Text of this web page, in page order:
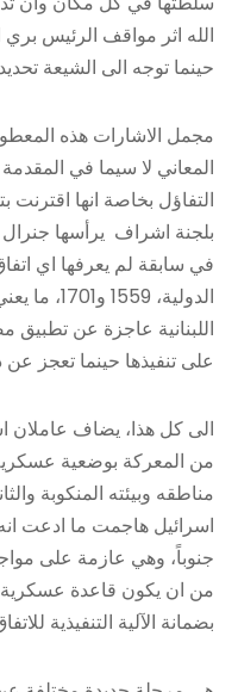
الله اثر مواقف الرئيس
حينما توجه الى الشيعة
مجمل الاشارات هذه
المعاني لا سيما في
التفاؤل بخاصة انها
بلجنة اشراف يرأسها جنرال
في سابقة لم يعرفها اي
الدولية،
اللبنانية عاجزة عن تطبيق
على تنفيذها حينما تعجز
الى كل هذا، يضاف عاملان
من المعركة بوضعية
مناطقه وبيئته المنكوبة
اسرائيل هاجمت ما ادعت
جنوباً، وهي عازمة على
من ان يكون قاعدة عسكرية
بضمانة الآلية التنفيذية